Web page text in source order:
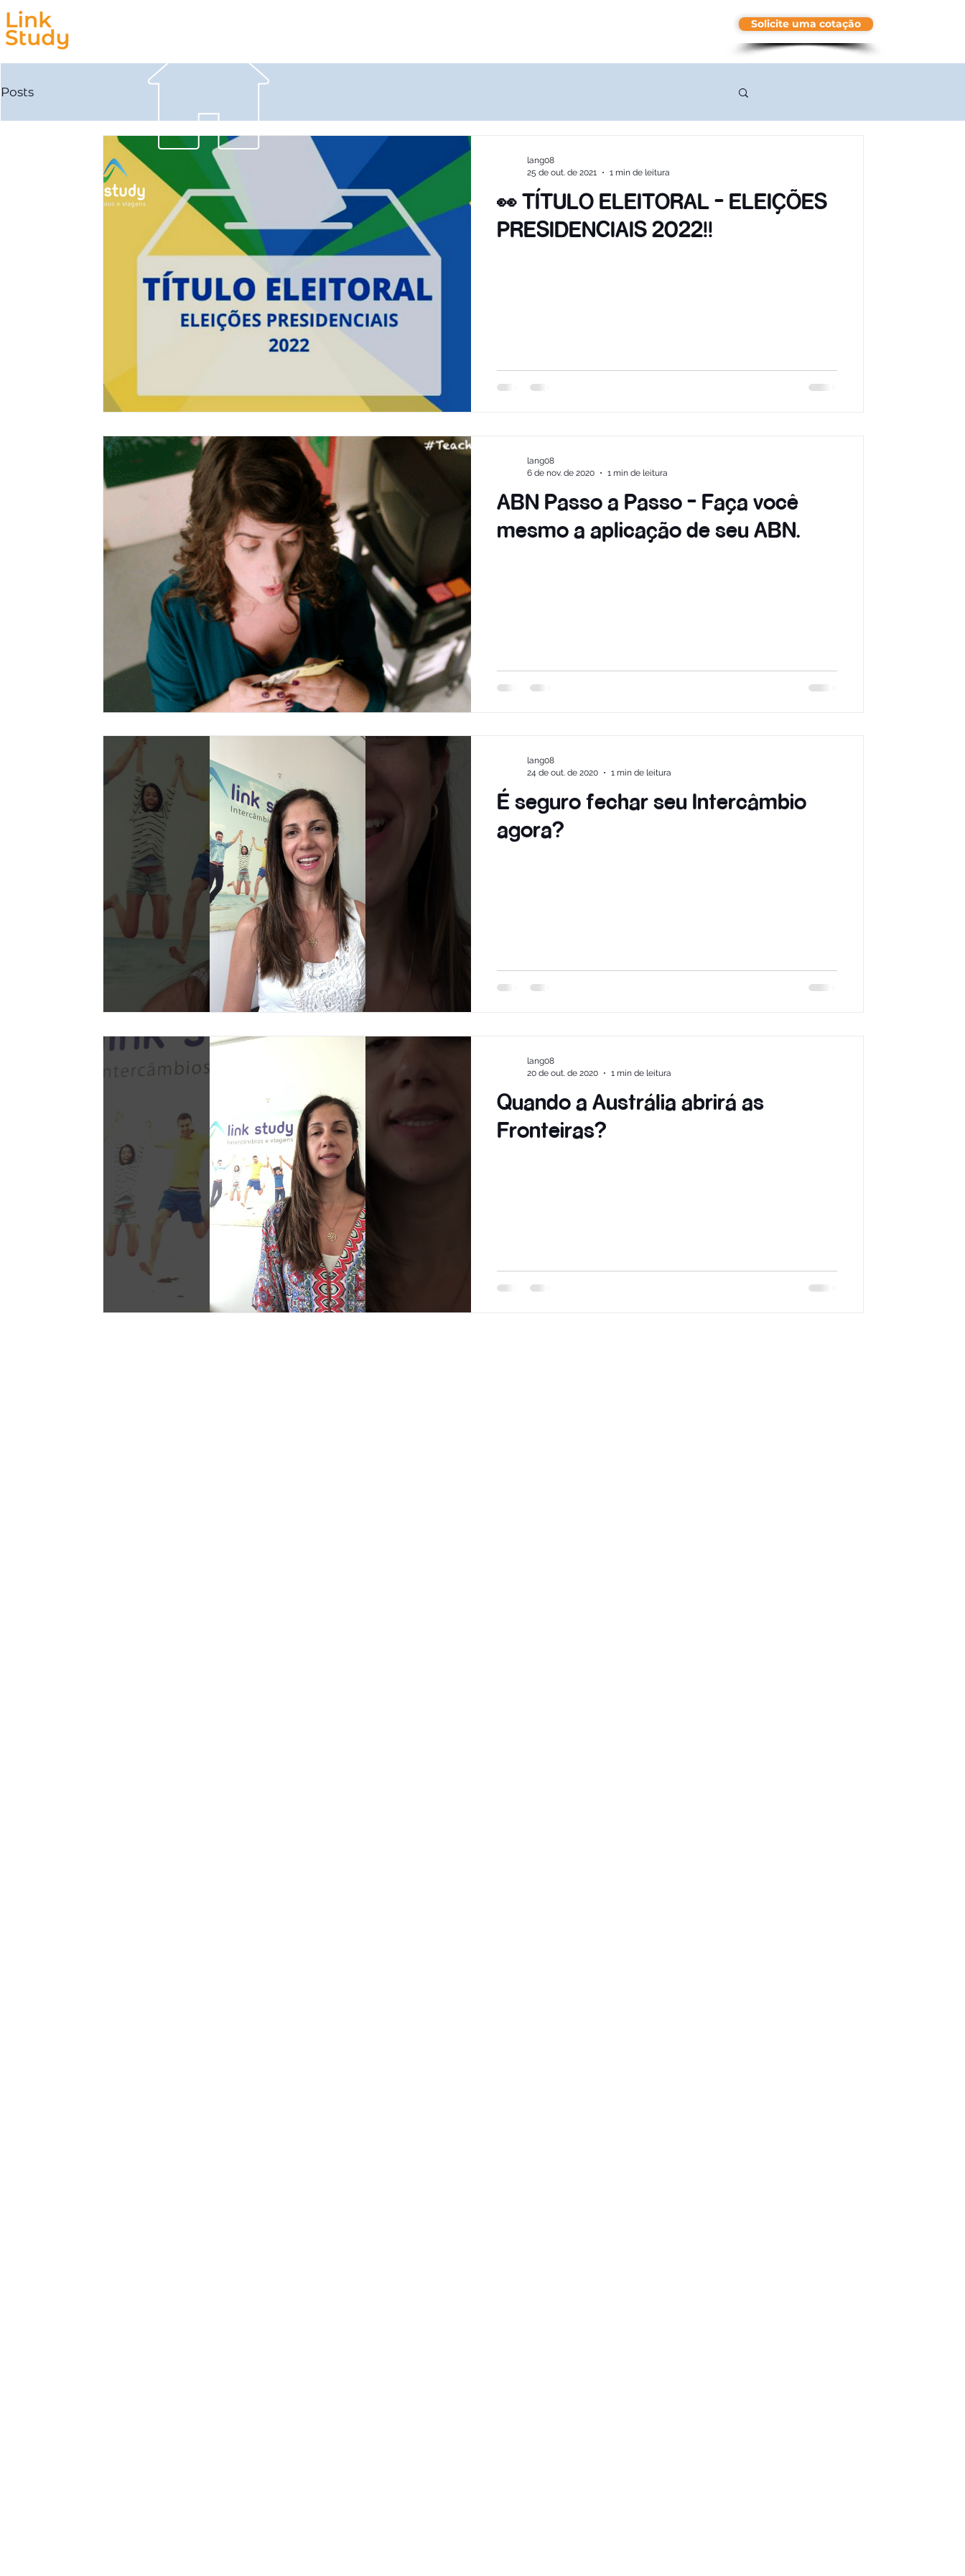
Solicite uma cotação
Posts
👀 TÍTULO ELEITORAL - ELEIÇÕES
PRESIDENCIAIS 2022!!
lang08
25 de out. de 2021
1 min de leitura
ABN Passo a Passo - Faça você
mesmo a aplicação de seu ABN.
lang08
6 de nov. de 2020
1 min de leitura
É seguro fechar seu Intercâmbio
agora?
lang08
24 de out. de 2020
1 min de leitura
Quando a Austrália abrirá as
Fronteiras?
lang08
20 de out. de 2020
1 min de leitura